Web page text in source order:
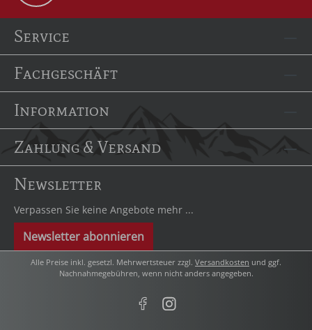
Service
Fachgeschäft
Information
Zahlung & Versand
Newsletter
Verpassen Sie keine Angebote mehr ...
Newsletter abonnieren
Alle Preise inkl. gesetzl. Mehrwertsteuer zzgl. Versandkosten und ggf.
Nachnahmegebühren, wenn nicht anders angegeben.